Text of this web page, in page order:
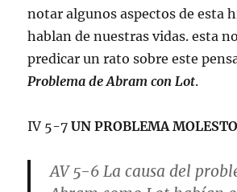
notar algunos aspectos de esta
hablan de nuestras vidas. esta
predicar un rato sobre este
Problema de Abram con Lot.
IV 5-7UN PROBLEMA MOLESTO
AV 5-6 La causa del